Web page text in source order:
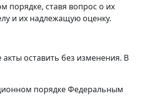
порядке, ставя вопрос о их
и их надлежащую оценку.
оставить без изменения. В
порядке Федеральным